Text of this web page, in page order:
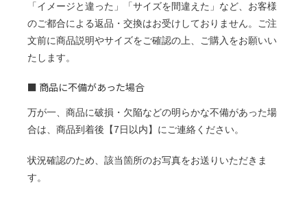
「イメージと違った」「サイズを間違えた」など、お客様
のご都合による返品・交換はお受けしておりません。ご注
文前に商品説明やサイズをご確認の上、ご購入をお願いい
たします。
■ 商品に不備があった場合
万が一、商品に破損・欠陥などの明らかな不備があった場
合は、商品到着後【7日以内】にご連絡ください。
状況確認のため、該当箇所のお写真をお送りいただきま
す。